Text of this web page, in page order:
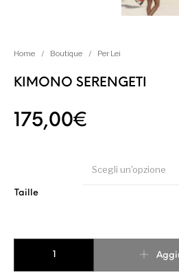
Home / Boutique / Per Lei
KIMONO SERENGETI
175,00€
Taille
Scegli un'opzione